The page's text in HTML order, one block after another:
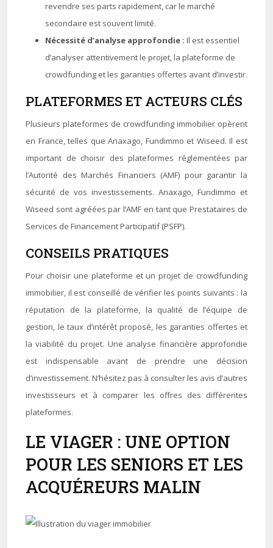
revendre ses parts rapidement, car le marché
secondaire est souvent limité.
Nécessité d’analyse approfondie : Il est essentiel
d’analyser attentivement le projet, la plateforme de
crowdfunding et les garanties offertes avant d’investir.
PLATEFORMES ET ACTEURS CLÉS
Plusieurs plateformes de crowdfunding immobilier opèrent
en France, telles que Anaxago, Fundimmo et Wiseed. Il est
important de choisir des plateformes réglementées par
l’Autorité des Marchés Financiers (AMF) pour garantir la
sécurité de vos investissements. Anaxago, Fundimmo et
Wiseed sont agréées par l’AMF en tant que Prestataires de
Services de Financement Participatif (PSFP).
CONSEILS PRATIQUES
Pour choisir une plateforme et un projet de crowdfunding
immobilier, il est conseillé de vérifier les points suivants : la
réputation de la plateforme, la qualité de l’équipe de
gestion, le taux d’intérêt proposé, les garanties offertes et
la viabilité du projet. Une analyse financière approfondie
est indispensable avant de prendre une décision
d’investissement. N’hésitez pas à consulter les avis d’autres
investisseurs et à comparer les offres des différentes
plateformes.
LE VIAGER : UNE OPTION
POUR LES SENIORS ET LES
ACQUÉREURS MALIN